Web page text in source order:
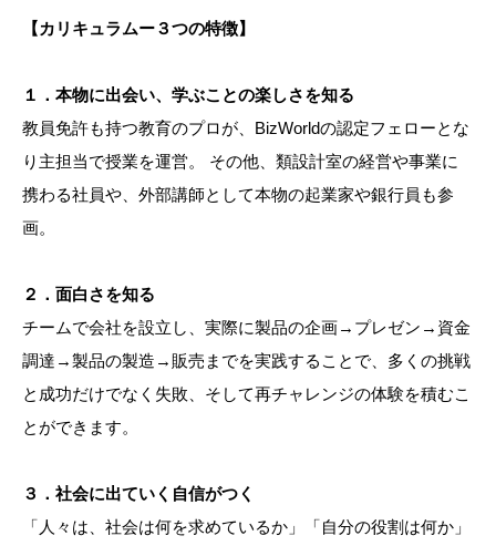
【カリキュラムー３つの特徴】
１．本物に出会い、学ぶことの楽しさを知る
教員免許も持つ教育のプロが、BizWorldの認定フェローとな
り主担当で授業を運営。 その他、類設計室の経営や事業に
携わる社員や、外部講師として本物の起業家や銀行員も参
画。
２．面白さを知る
チームで会社を設立し、実際に製品の企画→プレゼン→資金
調達→製品の製造→販売までを実践することで、多くの挑戦
と成功だけでなく失敗、そして再チャレンジの体験を積むこ
とができます。
３．社会に出ていく自信がつく
「人々は、社会は何を求めているか」「自分の役割は何か」